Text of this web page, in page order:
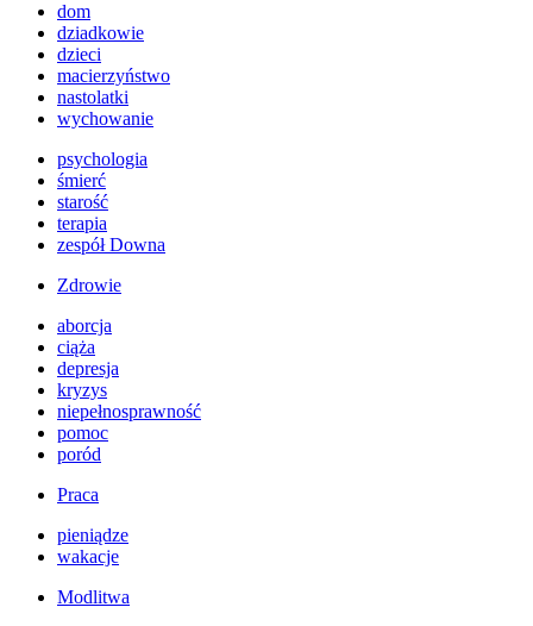
dom
dziadkowie
dzieci
macierzyństwo
nastolatki
wychowanie
psychologia
śmierć
starość
terapia
zespół Downa
Zdrowie
aborcja
ciąża
depresja
kryzys
niepełnosprawność
pomoc
poród
Praca
pieniądze
wakacje
Modlitwa